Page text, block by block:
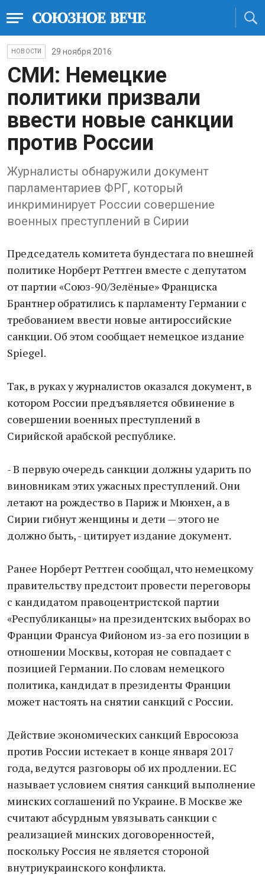
НОВОСТИ 29 ноября 2016
СМИ: Немецкие
политики призвали
ввести новые санкции
против России
Журналисты обнаружили документ
парламентариев ФРГ, который
инкриминирует России совершение
военных преступлений в Сирии
Председатель комитета бундестага по внешней
политике Норберт Реттген вместе с депутатом
от партии «Союз-90/Зелёные» Франциска
Брантнер обратились к парламенту Германии с
требованием ввести новые антироссийские
санкции. Об этом сообщает немецкое издание
Spiegel.
Так, в руках у журналистов оказался документ, в
котором России предъявляется обвинение в
совершении военных преступлений в
Сирийской арабской республике.
- В первую очередь санкции должны ударить по
виновникам этих ужасных преступлений. Они
летают на рождество в Париж и Мюнхен, а в
Сирии гибнут женщины и дети — этого не
должно быть, - цитирует издание документ.
Ранее Норберт Реттген сообщал, что немецкому
правительству предстоит провести переговоры
с кандидатом правоцентристской партии
«Республиканцы» на президентских выборах во
Франции Франсуа Фийоном из-за его позиции в
отношении Москвы, которая не совпадает с
позицией Германии. По словам немецкого
политика, кандидат в президенты Франции
может настоять на снятии санкций с России.
Действие экономических санкций Евросоюза
против России истекает в конце января 2017
года, ведутся разговоры об их продлении. ЕС
называет условием снятия санкций выполнение
минских соглашений по Украине. В Москве же
считают абсурдным увязывать санкции с
реализацией минских договоренностей,
поскольку Россия не является стороной
внутриукраинского конфликта.